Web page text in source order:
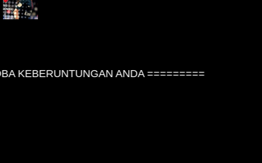
KEBERUNTUNGAN ANDA =========